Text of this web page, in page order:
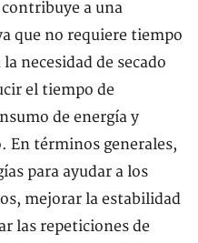
a una
que no requiere tiempo
necesidad de secado
el tiempo de
de energía y
En términos generales,
para ayudar a los
mejorar la estabilidad
las repeticiones de